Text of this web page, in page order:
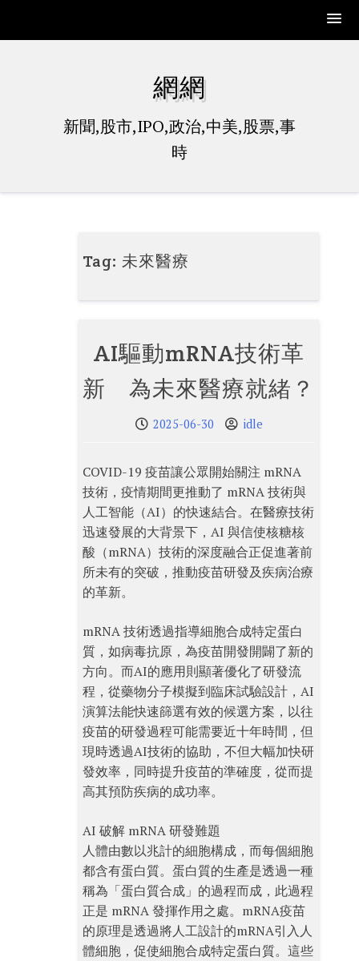
網網
新聞,股市,IPO,政治,中美,股票,事
時
Tag:未來醫療
AI驅動mRNA技術革
新 為未來醫療就緒？
2025-06-30 idle
COVID-19 疫苗讓公眾開始關注 mRNA
技術，疫情期間更推動了 mRNA 技術與
人工智能（AI）的快速結合。在醫療技術
迅速發展的大背景下，AI 與信使核糖核
酸（mRNA）技術的深度融合正促進著前
所未有的突破，推動疫苗研發及疾病治療
的革新。
mRNA 技術透過指導細胞合成特定蛋白
質，如病毒抗原，為疫苗開發開闢了新的
方向。而AI的應用則顯著優化了研發流
程，從藥物分子模擬到臨床試驗設計，AI
演算法能快速篩選有效的候選方案，以往
疫苗的研發過程可能需要近十年時間，但
現時透過AI技術的協助，不但大幅加快研
發效率，同時提升疫苗的準確度，從而提
高其預防疾病的成功率。
AI 破解 mRNA 研發難題
人體由數以兆計的細胞構成，而每個細胞
都含有蛋白質。蛋白質的生產是透過一種
稱為「蛋白質合成」的過程而成，此過程
正是 mRNA 發揮作用之處。mRNA疫苗
的原理是透過將人工設計的mRNA引入人
體細胞，促使細胞合成特定蛋白質。這些